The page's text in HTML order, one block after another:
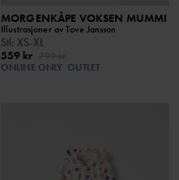
MORGENKÅPE VOKSEN MUMMI
Illustrasjoner av Tove Jansson
Stl: XS-XL
559 kr
ONLINE ONLY OUTLET